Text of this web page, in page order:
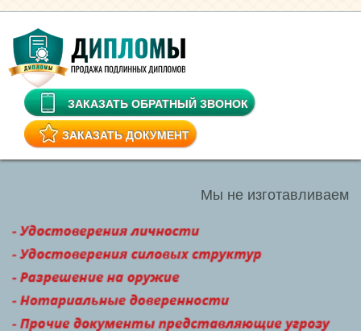
ЗАКАЗАТЬ ОБРАТНЫЙ ЗВОНОК
ЗАКАЗАТЬ ДОКУМЕНТ
Мы не изготавливаем